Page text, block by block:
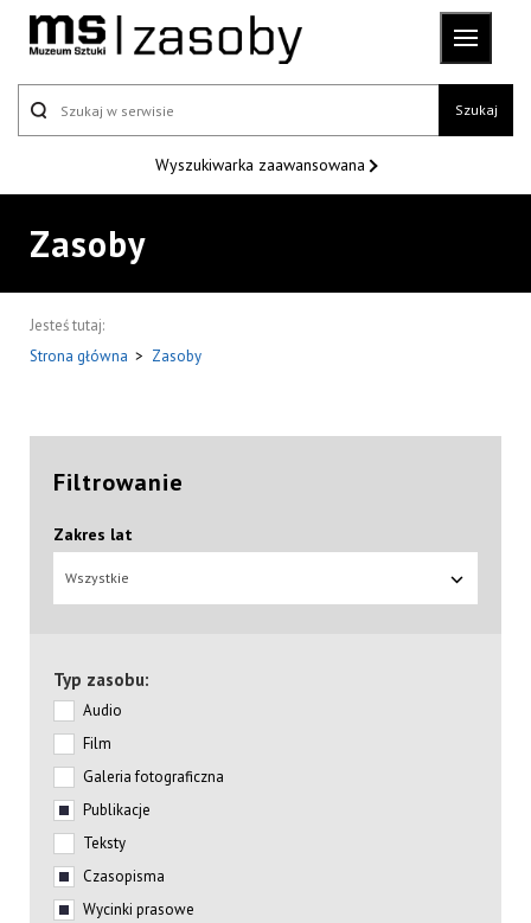
Szukaj
Wyszukiwarka zaawansowana
Zasoby
Jesteś tutaj:
Strona główna > Zasoby
Filtrowanie
Zakres lat
Wszystkie
Typ zasobu:
Audio
Film
Galeria fotograficzna
Publikacje
Teksty
Czasopisma
Wycinki prasowe